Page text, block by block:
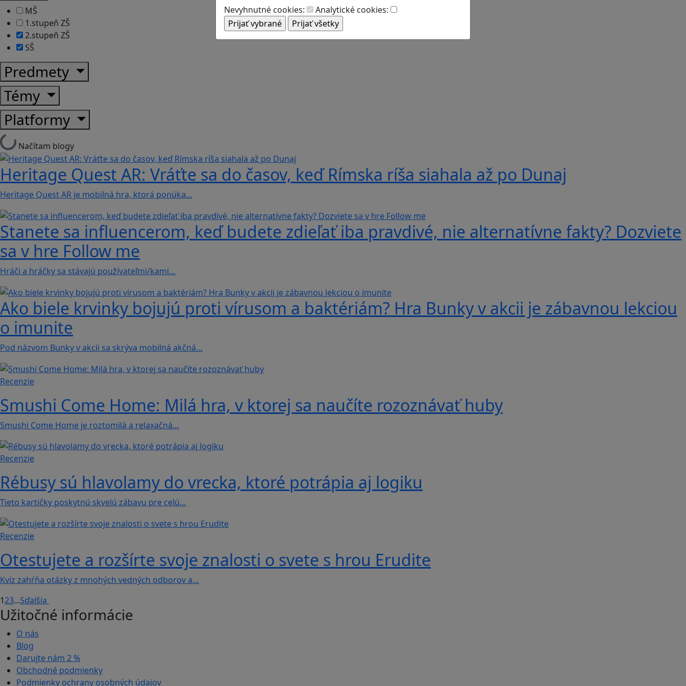
Nevyhnutné cookies:
Analytické cookies:
MŠ
1.stupeň ZŠ
2.stupeň ZŠ
SŠ
Predmety
Témy
Platformy
Načítam blogy
Heritage Quest AR: Vráťte sa do časov, keď Rímska ríša siahala až po Dunaj
Heritage Quest AR je mobilná hra, ktorá ponúka…
Stanete sa influencerom, keď budete zdieľať iba pravdivé, nie alternatívne fakty? Dozviete
sa v hre Follow me
Hráči a hráčky sa stávajú používateľmi/kami…
Ako biele krvinky bojujú proti vírusom a baktériám? Hra Bunky v akcii je zábavnou lekciou
o imunite
Pod názvom Bunky v akcii sa skrýva mobilná akčná…
Recenzie
Smushi Come Home: Milá hra, v ktorej sa naučíte rozoznávať huby
Smushi Come Home je roztomilá a relaxačná…
Recenzie
Rébusy sú hlavolamy do vrecka, ktoré potrápia aj logiku
Tieto kartičky poskytnú skvelú zábavu pre celú…
Recenzie
Otestujete a rozšírte svoje znalosti o svete s hrou Erudite
Kvíz zahŕňa otázky z mnohých vedných odborov a…
123...5ďalšia
Užitočné informácie
O nás
Blog
Darujte nám 2 %
Obchodné podmienky
Podmienky ochrany osobných údajov